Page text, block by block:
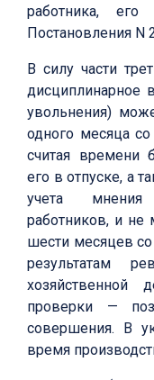
работника,
Постановления N
В силу части
дисциплинарное
увольнения)
одного месяца
считая времени
его в отпуске, а
учета мнения
работников, и
шести месяцев
результатам
хозяйственной
проверки —
совершения. В
время